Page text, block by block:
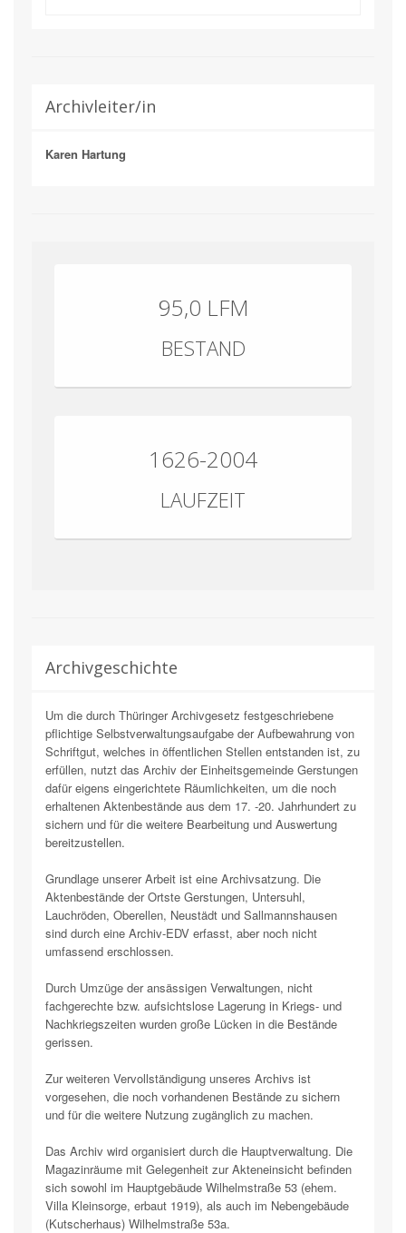
Archivleiter/in
Karen Hartung
95,0 LFM
BESTAND
1626-2004
LAUFZEIT
Archivgeschichte
Um die durch Thüringer Archivgesetz festgeschriebene
pflichtige Selbstverwaltungsaufgabe der Aufbewahrung von
Schriftgut, welches in öffentlichen Stellen entstanden ist, zu
erfüllen, nutzt das Archiv der Einheitsgemeinde Gerstungen
dafür eigens eingerichtete Räumlichkeiten, um die noch
erhaltenen Aktenbestände aus dem 17. -20. Jahrhundert zu
sichern und für die weitere Bearbeitung und Auswertung
bereitzustellen.
Grundlage unserer Arbeit ist eine Archivsatzung. Die
Aktenbestände der Ortste Gerstungen, Untersuhl,
Lauchröden, Oberellen, Neustädt und Sallmannshausen
sind durch eine Archiv-EDV erfasst, aber noch nicht
umfassend erschlossen.
Durch Umzüge der ansässigen Verwaltungen, nicht
fachgerechte bzw. aufsichtslose Lagerung in Kriegs- und
Nachkriegszeiten wurden große Lücken in die Bestände
gerissen.
Zur weiteren Vervollständigung unseres Archivs ist
vorgesehen, die noch vorhandenen Bestände zu sichern
und für die weitere Nutzung zugänglich zu machen.
Das Archiv wird organisiert durch die Hauptverwaltung. Die
Magazinräume mit Gelegenheit zur Akteneinsicht befinden
sich sowohl im Hauptgebäude Wilhelmstraße 53 (ehem.
Villa Kleinsorge, erbaut 1919), als auch im Nebengebäude
(Kutscherhaus) Wilhelmstraße 53a.